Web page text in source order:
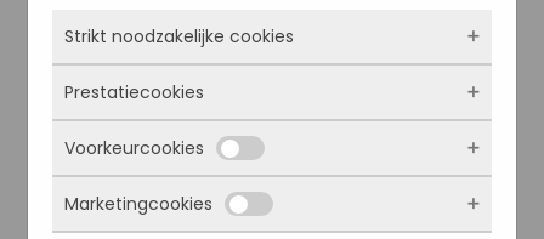
Strikt noodzakelijke cookies
Deze cookies zorgen ervoor dat de website
überhaupt werkt. Ze zijn dus altijd actief en
kunnen niet worden uitgezet. Meestal worden
ze alleen geplaatst als jij iets doet, zoals
inloggen, een formulier invullen of je
Prestatiecookies
Met deze cookies zien we hoe vaak onze site
bezocht wordt, waar bezoekers vandaan
komen en welke pagina’s populair zijn. Zo
Voorkeurcookies
Deze cookies onthouden jouw voorkeuren.
Marketingcookies